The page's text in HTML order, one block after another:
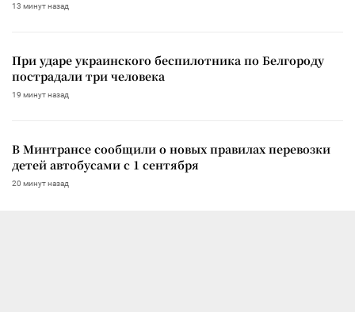
13 минут назад
При ударе украинского беспилотника по Белгороду
пострадали три человека
19 минут назад
В Минтрансе сообщили о новых правилах перевозки
детей автобусами с 1 сентября
20 минут назад